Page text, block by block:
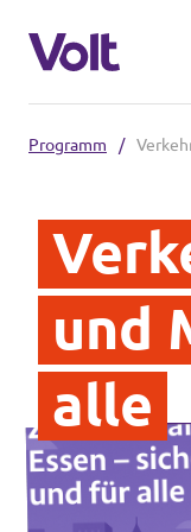
Website von
Teams vor Ort
Volt in
Website
Volt in deinem
Programm
Über Volt
Menschen
Neuigkeiten
Programm /
und
alle